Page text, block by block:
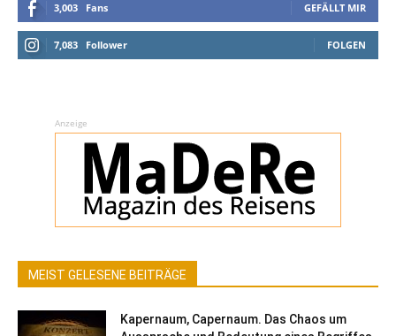
3,003 Fans GEFÄLLT MIR
7,083 Follower FOLGEN
Anzeige
MEIST GELESENE BEITRÄGE
Kapernaum, Capernaum. Das Chaos um